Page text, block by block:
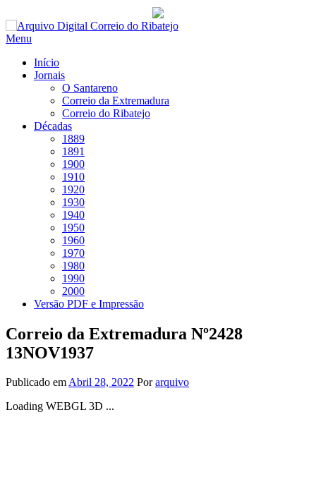
Saltar
para
Menu
Início
Jornais
O Santareno
Correio da Extremadura
Correio do Ribatejo
Décadas
1889
1891
1900
1910
1920
1930
1940
1950
1960
1970
1980
1990
2000
Versão PDF e Impressão
Correio da Extremadura Nº2428
13NOV1937
Publicado emAbril 28, 2022 Porarquivo
Loading WEBGL 3D ...